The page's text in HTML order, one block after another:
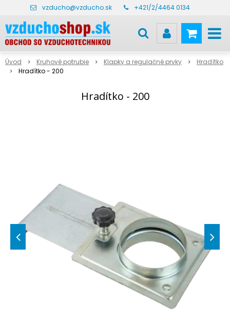
vzducho@vzducho.sk +421/2/4464 0134
Úvod Kruhové potrubie Klapky a regulačné prvky
Hradítko
Hradítko - 200
Hradítko - 200